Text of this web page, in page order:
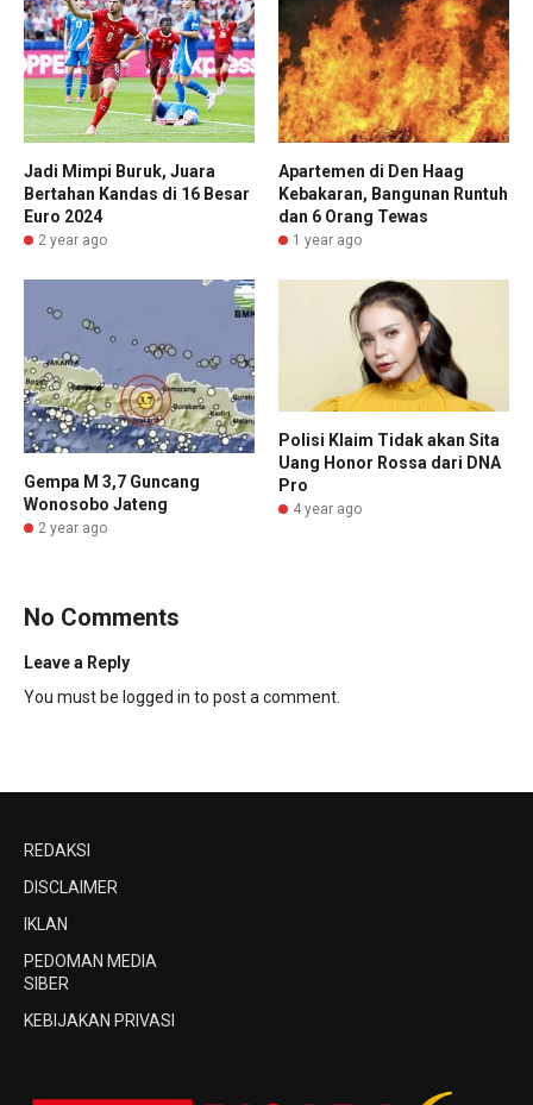
Jadi Mimpi Buruk, Juara
Bertahan Kandas di 16 Besar
Euro 2024
2 year ago
Apartemen di Den Haag
Kebakaran, Bangunan Runtuh
dan 6 Orang Tewas
1 year ago
Gempa M 3,7 Guncang
Wonosobo Jateng
2 year ago
Polisi Klaim Tidak akan Sita
Uang Honor Rossa dari DNA
Pro
4 year ago
No Comments
Leave a Reply
You must be logged in to post a comment.
REDAKSI
DISCLAIMER
IKLAN
PEDOMAN MEDIA
SIBER
KEBIJAKAN PRIVASI